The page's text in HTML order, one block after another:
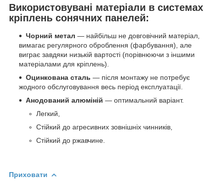
Використовувані матеріали в системах
кріплень сонячних панелей:
Чорний метал — найбільш не довговічний матеріал,
вимагає регулярного оброблення (фарбування), але
виграє завдяки низькій вартості (порівнюючи з іншими
матеріалами для кріплень).
Оцинкована сталь — після монтажу не потребує
жодного обслуговування весь період експлуатації.
Анодований алюміній — оптимальний варіант.
Легкий,
Стійкий до агресивних зовнішніх чинників,
Стійкий до ржавчине.
Приховати